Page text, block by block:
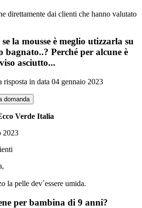
direttamente dai clienti che hanno valutato
la mousse è meglio utizzarla su
bagnato..? Perché per alcune è
asciutto...
risposta in data 04 gennaio 2023
domanda
Verde Italia
2023
la pelle dev´essere umida.
per bambina di 9 anni?